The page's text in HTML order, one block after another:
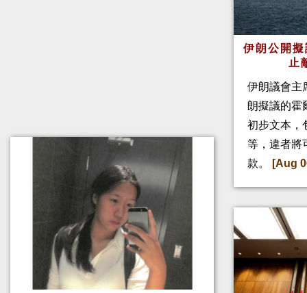
伊朗公開
止
伊朗議會主
朗擬議的霍
初步文本，
等，違者將
款。
[Aug